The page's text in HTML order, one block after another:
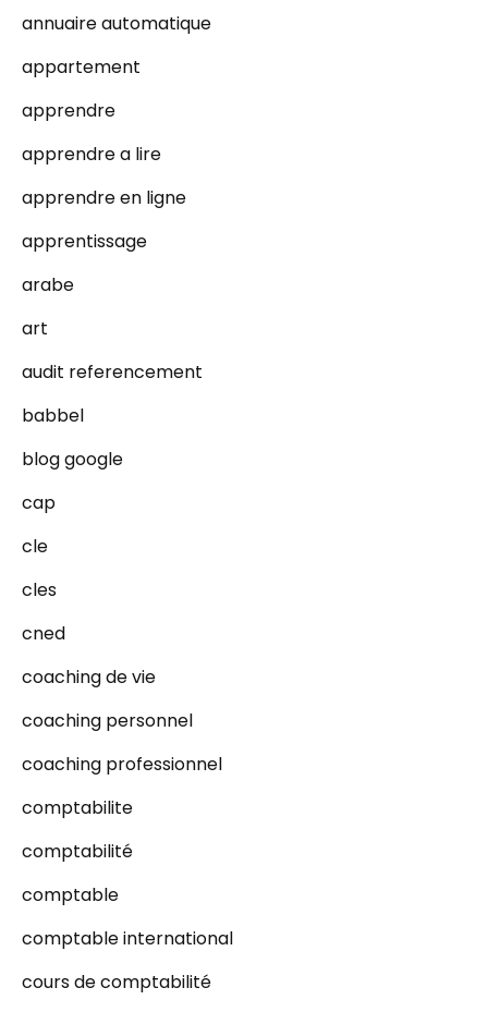
annuaire automatique
appartement
apprendre
apprendre a lire
apprendre en ligne
apprentissage
arabe
art
audit referencement
babbel
blog google
cap
cle
cles
cned
coaching de vie
coaching personnel
coaching professionnel
comptabilite
comptabilité
comptable
comptable international
cours de comptabilité